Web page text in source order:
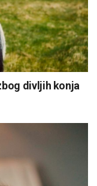
divljih konja